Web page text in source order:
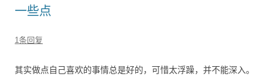
一些点
1条回复
其实做点自己喜欢的事情总是好的，可惜太浮躁，并不能深入。